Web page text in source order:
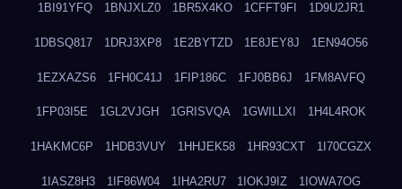
1BI91YFQ 1BNJXLZ0 1BR5X4KO 1CFFT9FI 1D9U2JR1
1DBSQ817 1DRJ3XP8 1E2BYTZD 1E8JEY8J 1EN94O56
1EZXAZS6 1FH0C41J 1FIP186C 1FJ0BB6J 1FM8AVFQ
1FP03I5E 1GL2VJGH 1GRISVQA 1GWILLXI 1H4L4ROK
1HAKMC6P 1HDB3VUY 1HHJEK58 1HR93CXT 1I70CGZX
1IASZ8H3 1IF86W04 1IHA2RU7 1IOKJ9IZ 1IOWA7OG